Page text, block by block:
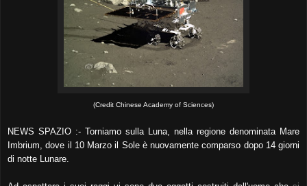
(Credit Chinese Academy of Sciences)
NEWS SPAZIO :- Torniamo sulla Luna, nella regione denominata Mare
Imbrium, dove il 10 Marzo il Sole è nuovamente comparso dopo 14 giorni
di notte Lunare.